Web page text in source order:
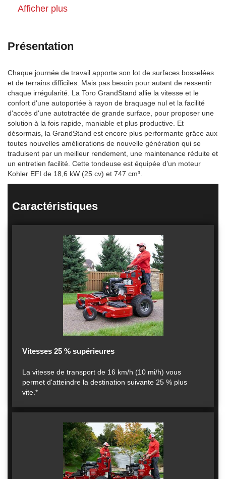
Afficher plus
Présentation
Chaque journée de travail apporte son lot de surfaces bosselées
et de terrains difficiles. Mais pas besoin pour autant de ressentir
chaque irrégularité. La Toro GrandStand allie la vitesse et le
confort d'une autoportée à rayon de braquage nul et la facilité
d'accès d'une autotractée de grande surface, pour proposer une
solution à la fois rapide, maniable et plus productive. Et
désormais, la GrandStand est encore plus performante grâce aux
toutes nouvelles améliorations de nouvelle génération qui se
traduisent par un meilleur rendement, une maintenance réduite et
un entretien facilité. Cette tondeuse est équipée d’un moteur
Kohler EFI de 18,6 kW (25 cv) et 747 cm³.
Caractéristiques
Vitesses 25 % supérieures
La vitesse de transport de 16 km/h (10 mi/h) vous
permet d'atteindre la destination suivante 25 % plus
vite.*